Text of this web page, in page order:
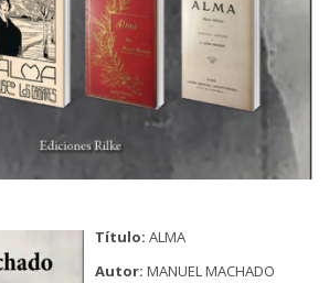
Título: ALMA
Autor: MANUEL MACHADO